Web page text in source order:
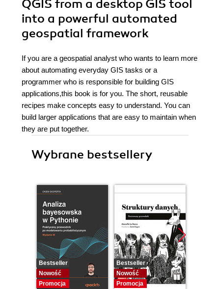
QGIS from a desktop GIS tool
into a powerful automated
geospatial framework
If you are a geospatial analyst who wants to learn more
about automating everyday GIS tasks or a
programmer who is responsible for building GIS
applications,this book is for you. The short, reusable
recipes make concepts easy to understand. You can
build larger applications that are easy to maintain when
they are put together.
Wybrane bestsellery
Bestseller
Nowość
Promocja
Bestseller
Nowość
Promocja